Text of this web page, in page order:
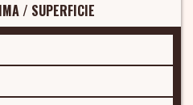
/ SUPERFICIE